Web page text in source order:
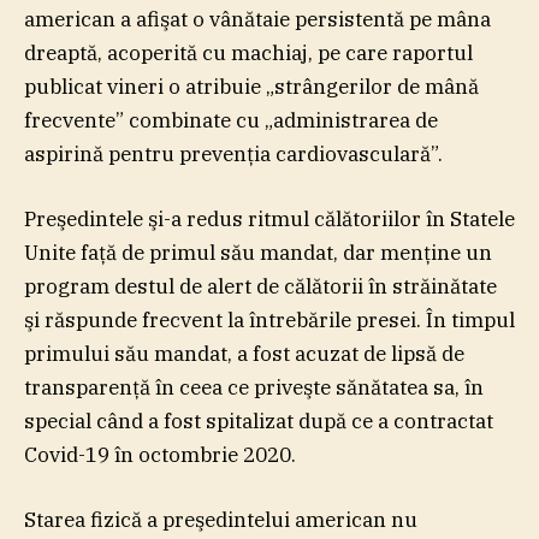
american a afişat o vânătaie persistentă pe mâna
dreaptă, acoperită cu machiaj, pe care raportul
publicat vineri o atribuie „strângerilor de mână
frecvente” combinate cu „administrarea de
aspirină pentru prevenţia cardiovasculară”.
Preşedintele şi-a redus ritmul călătoriilor în Statele
Unite faţă de primul său mandat, dar menţine un
program destul de alert de călătorii în străinătate
şi răspunde frecvent la întrebările presei. În timpul
primului său mandat, a fost acuzat de lipsă de
transparenţă în ceea ce priveşte sănătatea sa, în
special când a fost spitalizat după ce a contractat
Covid-19 în octombrie 2020.
Starea fizică a preşedintelui american nu